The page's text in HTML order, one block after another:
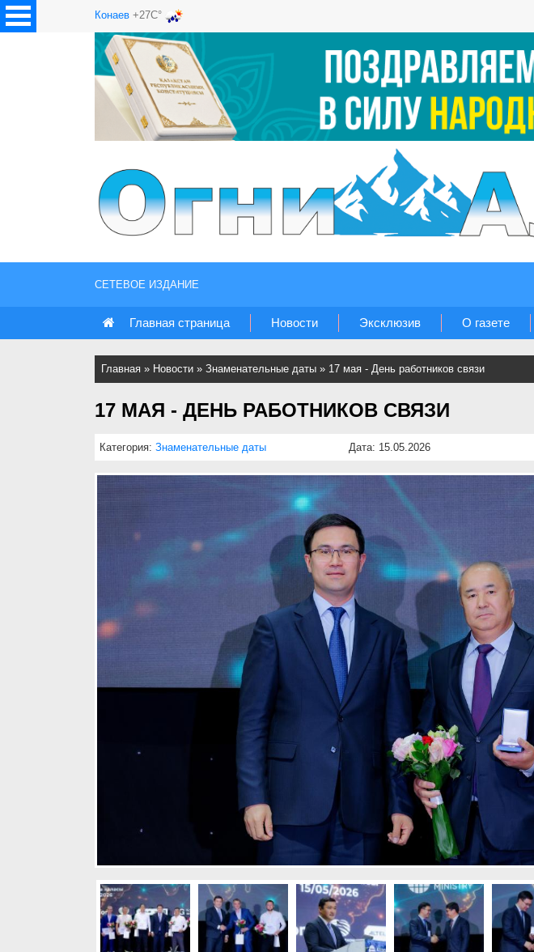
Конаев +27C°
СЕТЕВОЕ ИЗДАНИЕ
Главная страница Новости Эксклюзив О газете
Главная » Новости » Знаменательные даты » 17 мая - День работников связи
17 МАЯ - ДЕНЬ РАБОТНИКОВ СВЯЗИ
Категория: Знаменательные даты Дата: 15.05.2026